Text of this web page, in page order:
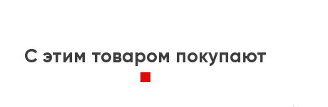
C этим товаром покупают